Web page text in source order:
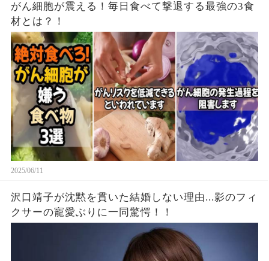
がん細胞が震える！毎日食べて撃退する最強の3食
材とは？！
2025/06/11
沢口靖子が沈黙を貫いた結婚しない理由...影のフィ
クサーの寵愛ぶりに一同驚愕！！